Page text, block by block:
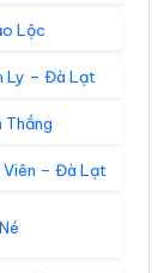
Lộc
Ly – Đà Lạt
Thắng
Viên – Đà Lạt